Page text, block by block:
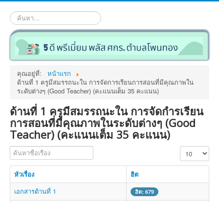
ค้นหา...
คุณอยู่ที่:
หน้าแรก
ด้านที่ 1 ครูมีสมรรถนะใน การจัดการเรียนการสอนที่มีคุณภาพใน
ระดับต่างๆ (Good Teacher) (คะแนนเต็ม 35 คะแนน)
ด้านที่ 1 ครูมีสมรรถนะใน การจัดกำรเรียน
การสอนที่มีคุณภาพในระดับต่างๆ (Good
Teacher) (คะแนนเต็ม 35 คะแนน)
ค้นหาชื่อเรือง แสดง #
หัวเรื่อง
ฮิต
เอกสารด้านที่ 1
ฮิต: 679